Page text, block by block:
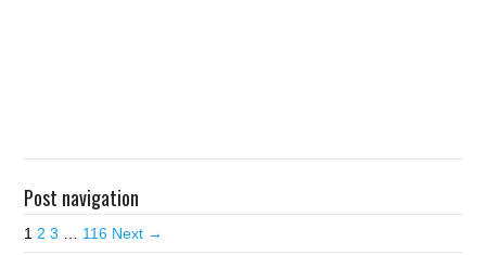
Post navigation
1 2 3 116 Next →